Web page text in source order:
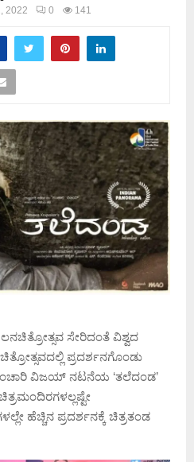
2022 0 141
ಸೇರಿದಂತೆ ವಿಶ್ವದ
ಪ್ರದರ್ಶನಗೊಂಡು
ವಿಜಯ್‌ ನಟನೆಯ ‘ತಲೆದಂಡ’
ಹೆಚ್ಚಿನ ಪ್ರದರ್ಶನಕ್ಕೆ ಚಿತ್ರತಂಡ